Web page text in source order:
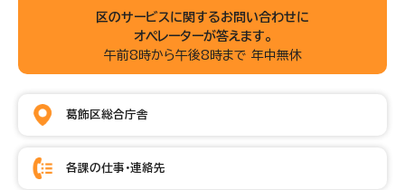
区のサービスに関するお問い合わせに
オペレーターが答えます。
午前8時から午後8時まで 年中無休
葛飾区総合庁舎
各課の仕事・連絡先